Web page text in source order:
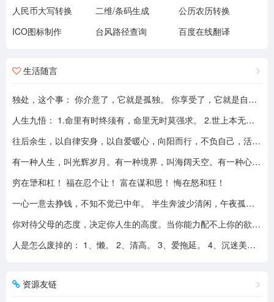
人民币大写转换
二维/条码生成
公历农历转换
ICO图标制作
台风路径查询 百度在线翻译
生活随言
独处，这个事： 你介意了，它就是孤独。 你享受了，它就是自由。
人生九悟： 1.命里有时终须有，命里无时莫强求。 2.世上本无事槦人自扰之。 3.睡前原谅一切，醒来不问过往。 4.平安健康是财富，无病无灾。 5.人心换人心，换不来就转身。 6.看破不说破，看透不说透。 7.得意时看淡，失意时看开。 8.知足常乐，一切随缘。 9.人生本过客，何须执着。
往后余生，以自律安身，以自爱暖心，向阳而行，不负自己，活成自己喜欢的模样！
有一种人生，叫光辉岁月。有一种境界，叫海阔天空。有一种心态，叫不可一世。 有一种亲情，叫真的爱你。有一种乡音，叫农民。 有一种爱情，叫喜欢你。 有一种路途，叫灰色轨迹。 有一种知己，叫情人。有一种情结，叫长城。 有一种和平，叫AMANI。 有一种行动，叫不再犹豫。 有一种父爱，叫大地。有一种孤独，叫冷雨夜。 有一种伤心，叫无尽空虚。 有一种无奈，叫岁月无声。有一种信仰，叫再见理想。有一种童真，叫月光光。有一种力量，叫冲开一切。有一种坚强，叫午夜怨曲。有一种感慨，叫谁伴我闯荡。 有一种坦然，叫无悔这一生。有一种思念，叫遥望。有一个歌手，叫黄家驹。 有一支乐队，叫BEYOND。三十多年，一晃而过！精神永留心间，致敬家驹！！
穷在犟和杠！ 福在忍个让！ 富在谋和思！ 悔在怒和狂！
一心一意去挣钱，不知不觉已中年。 半生奔波少清闲，午夜孤枕难入眠。 青山不老我不闲，一生忙碌为油盐。 风风雨雨几十载，转眼黄土埋胸前。 我笑青山颜不变，青山笑我已暮年。 如牛到老不得闲，得闲已与山共眠。 半生风雨半生寒，一杯浊酒敬流年。 回首过往半生路，七分酸楚三分甜。 岁月赠我两鬓霜，红尘赐我一身伤。 尝遍人间千般苦，颜衰依旧笑夕阳。
你对待父母的态度，决定你人生的高度。当你能力配不上你的欲望的时候，要学会控制欲望，并对自己的能力有认知、对自己的消费有规划、对自己的欲望有克制。
人是怎么废掉的： 1、懒。 2、清高。 3、爱拖延。 4、沉迷美色。 5、没有自控力。 6、不思考不学习。 7、安慰式自我欺骗。 8、胆小如鼠不敢打拼。 9、不懂示弱找别人帮助。 10、满脑子都是鸡毛蒜皮，忽略重大事情的选择。
资源友链